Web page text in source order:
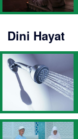
Dini Hayat